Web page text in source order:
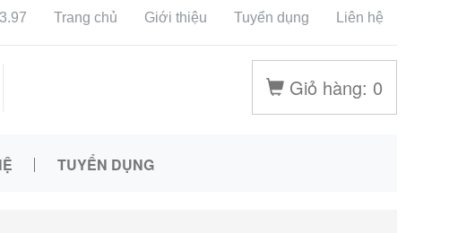
Trang chủ Giới thiệu Tuyển dụng Liên hệ
Giỏ hàng: 0
TUYỂN DỤNG